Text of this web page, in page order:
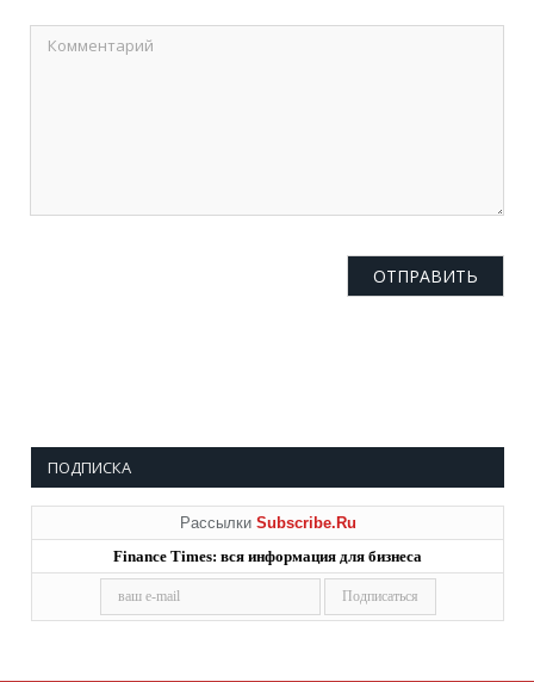
ПОДПИСКА
Рассылки Subscribe.Ru
Finance Times: вся информация для бизнеса